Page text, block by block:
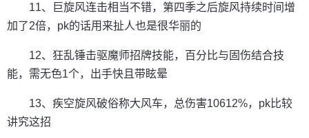
11、巨旋风连击相当不错，第四季之后旋风持续时间增
加了2倍，pk的话用来扯人也是很华丽的
12、狂乱锤击驱魔师招牌技能，百分比与固伤结合技
能，需无色1个，出手快且带眩晕
13、疾空旋风破俗称大风车，总伤害10612%，pk比较
讲究这招